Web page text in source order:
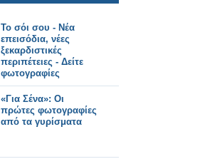
Το σόι σου - Νέα
επεισόδια, νέες
ξεκαρδιστικές
περιπέτειες - Δείτε
φωτογραφίες
«Για Σένα»: Οι
πρώτες φωτογραφίες
από τα γυρίσματα